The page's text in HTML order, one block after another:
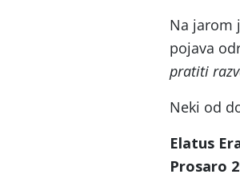
Na jarom
pojava
pratiti
Neki od
Elatus
Prosaro